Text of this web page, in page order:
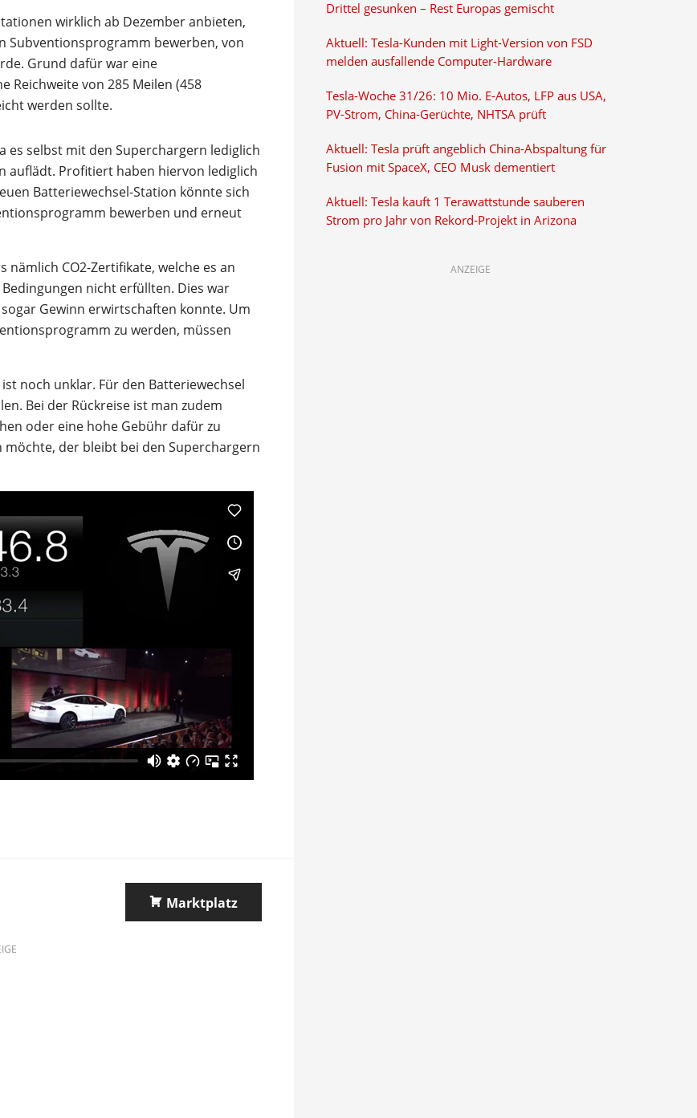
wirklich ab Dezember anbieten,
Subventionsprogramm bewerben, von
Grund dafür war eine
Reichweite von 285 Meilen (458
werden sollte.
es selbst mit den Superchargern lediglich
auflädt. Profitiert haben hiervon lediglich
Batteriewechsel-Station könnte sich
bewerben und erneut
CO2-Zertifikate, welche es an
nicht erfüllten. Dies war
Gewinn erwirtschaften konnte. Um
zu werden, müssen
noch unklar. Für den Batteriewechsel
Bei der Rückreise ist man zudem
oder eine hohe Gebühr dafür zu
der bleibt bei den Superchargern
Marktplatz
Drittel gesunken – Rest Europas gemischt
Aktuell: Tesla-Kunden mit Light-Version von FSD
melden ausfallende Computer-Hardware
Tesla-Woche 31/26: 10 Mio. E-Autos, LFP aus USA,
PV-Strom, China-Gerüchte, NHTSA prüft
Aktuell: Tesla prüft angeblich China-Abspaltung für
Fusion mit SpaceX, CEO Musk dementiert
Aktuell: Tesla kauft 1 Terawattstunde sauberen
Strom pro Jahr von Rekord-Projekt in Arizona
ANZEIGE